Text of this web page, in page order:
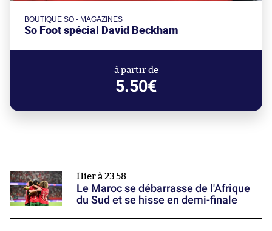
BOUTIQUE SO - MAGAZINES
So Foot spécial David Beckham
à partir de
5.50€
Hier à 23:58
Le Maroc se débarrasse de l'Afrique
du Sud et se hisse en demi-finale